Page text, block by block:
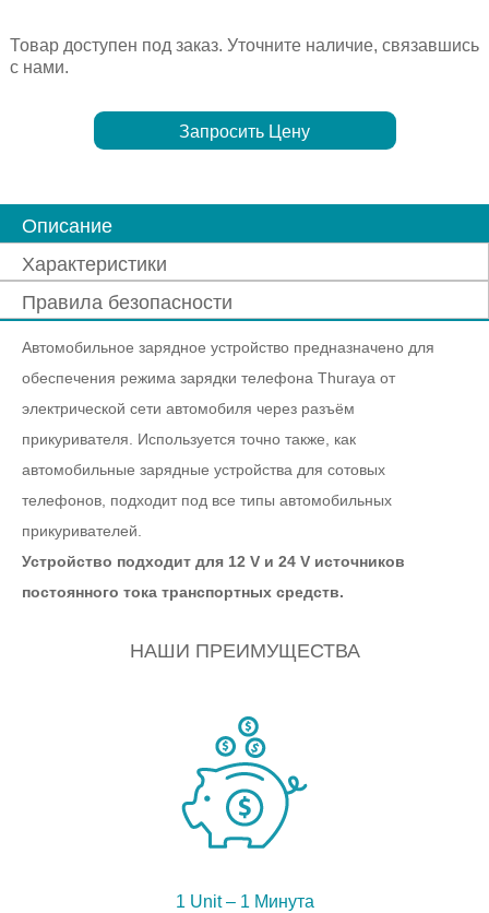
Товар доступен под заказ. Уточните наличие, связавшись
с нами.
Запросить Цену
Описание
Характеристики
Правила безопасности
Автомобильное зарядное устройство предназначено для
обеспечения режима зарядки телефона Thuraya от
электрической сети автомобиля через разъём
прикуривателя. Используется точно также, как
автомобильные зарядные устройства для сотовых
телефонов, подходит под все типы автомобильных
прикуривателей.
Устройство подходит для 12 V и 24 V источников
постоянного тока транспортных средств.
НАШИ ПРЕИМУЩЕСТВА
1 Unit – 1 Минута